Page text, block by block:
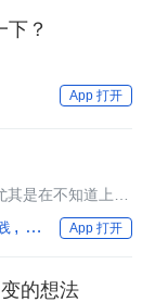
？
App 打开
是在不知道上下
方法论 App 打开
的想法